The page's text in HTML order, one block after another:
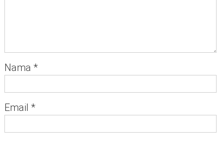
Nama *
Email *